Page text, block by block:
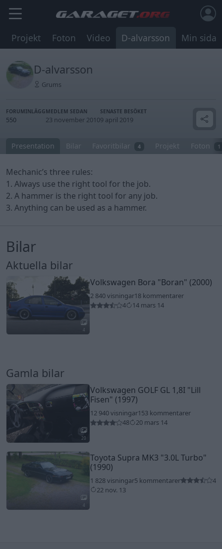
Projekt Foton Video D-alvarsson Min sida
D-alvarsson
Grums
FORUMINLÄGG
550
MEDLEM SEDAN
23 november 2010
SENASTE BESÖKET
9 april 2019
Presentation Bilar Favoritbilar 4 Projekt Foton 1
Mechanic’s three rules:
1. Always use the right tool for the job.
2. A hammer is the right tool for any job.
3. Anything can be used as a hammer.
Bilar
Aktuella bilar
4
Volkswagen Bora "Boran" (2000)
2 840 visningar18 kommentarer
4
14 mars 14
Gamla bilar
20
Volkswagen GOLF GL 1,8I "Lill
Fisen" (1997)
12 940 visningar153 kommentarer
48
20 mars 14
4
Toyota Supra MK3 "3.0L Turbo"
(1990)
1 828 visningar5 kommentarer
4
22 nov. 13